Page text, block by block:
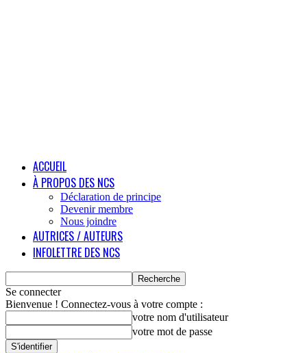
ACCUEIL
À PROPOS DES NCS
Déclaration de principe
Devenir membre
Nous joindre
AUTRICES / AUTEURS
INFOLETTRE DES NCS
Se connecter
Bienvenue ! Connectez-vous à votre compte :
votre nom d'utilisateur
votre mot de passe